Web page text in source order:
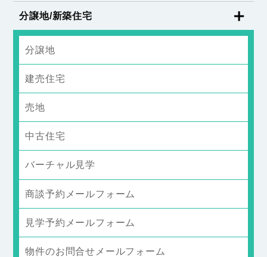
分譲地/新築住宅
分譲地
建売住宅
売地
中古住宅
バーチャル見学
商談予約メールフォーム
見学予約メールフォーム
物件のお問合せメールフォーム